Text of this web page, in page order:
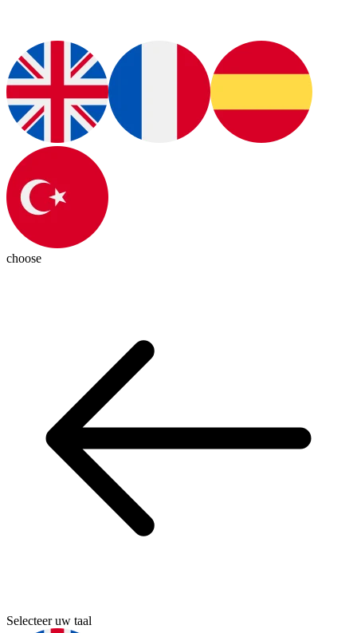
choose
Selecteer uw taal